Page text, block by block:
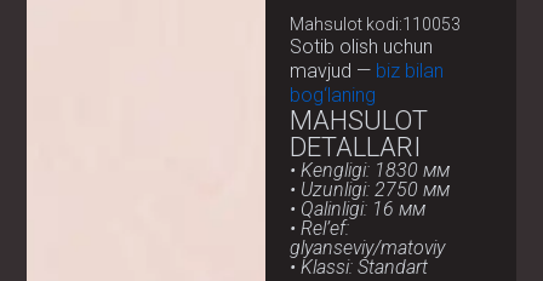
Mahsulot kodi:110053
Sotib olish uchun
mavjud — biz bilan
bog‘laning
MAHSULOT
DETALLARI
• Kengligi: 1830 мм
• Uzunligi: 2750 мм
• Qalinligi: 16 мм
• Rel’ef:
glyanseviy/matoviy
• Klassi: Standart